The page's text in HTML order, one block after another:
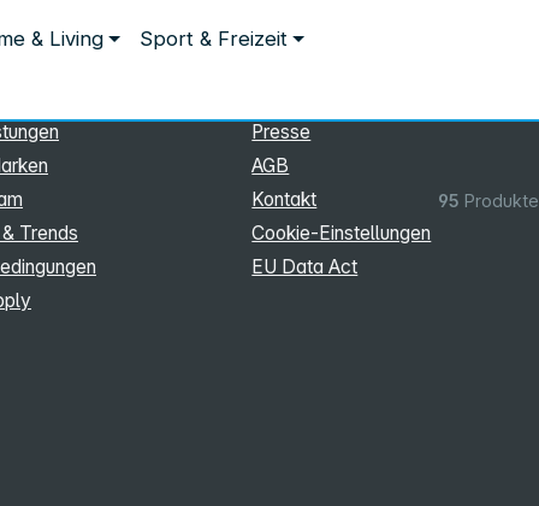
& Living Sport & Freizeit
95 Produkte
Trends
Presse
AGB
Kontakt
Cookie‑Einstellungen
EU Data Act